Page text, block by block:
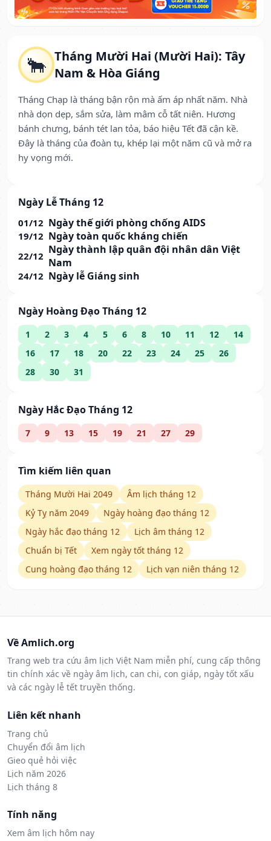
🐂 Tháng Mười Hai (Mười Hai): Tây
Nam & Hòa Giáng
Tháng Chạp là tháng bận rộn mà ấm áp nhất năm. Nhà
nhà dọn dẹp, sắm sửa, làm mâm cỗ tất niên. Hương
bánh chưng, bánh tét lan tỏa, báo hiệu Tết đã cận kề.
Đây là tháng của đoàn tụ, khép lại một năm cũ và mở ra
hy vọng mới.
Ngày Lễ Tháng 12
01/12 Ngày thế giới phòng chống AIDS
19/12 Ngày toàn quốc kháng chiến
22/12 Ngày thành lập quân đội nhân dân Việt
Nam
24/12 Ngày lễ Giáng sinh
Ngày Hoàng Đạo Tháng 12
1 2 3 4 5 6 8 10 11 12
14
16
17 18 20 22 23 24 25
26
28
30 31
Ngày Hắc Đạo Tháng 12
7 9 13 15 19 21 27 29
Tìm kiếm liên quan
Tháng Mười Hai 2049
Âm lịch tháng 12
Kỷ Tỵ năm 2049
Ngày hoàng đạo tháng 12
Ngày hắc đạo tháng 12
Lịch âm tháng 12
Chuẩn bị Tết
Xem ngày tốt tháng 12
Cung hoàng đạo tháng 12
Lịch vạn niên tháng 12
Về Amlich.org
Trang web tra cứu âm lịch Việt Nam miễn phí, cung cấp thông
tin chính xác về ngày âm lịch, can chi, con giáp, ngày tốt xấu
và các ngày lễ tết truyền thống.
Liên kết nhanh
Trang chủ
Chuyển đổi âm lịch
Gieo quẻ hỏi việc
Lịch năm 2026
Lịch tháng 8
Tính năng
Xem âm lịch hôm nay